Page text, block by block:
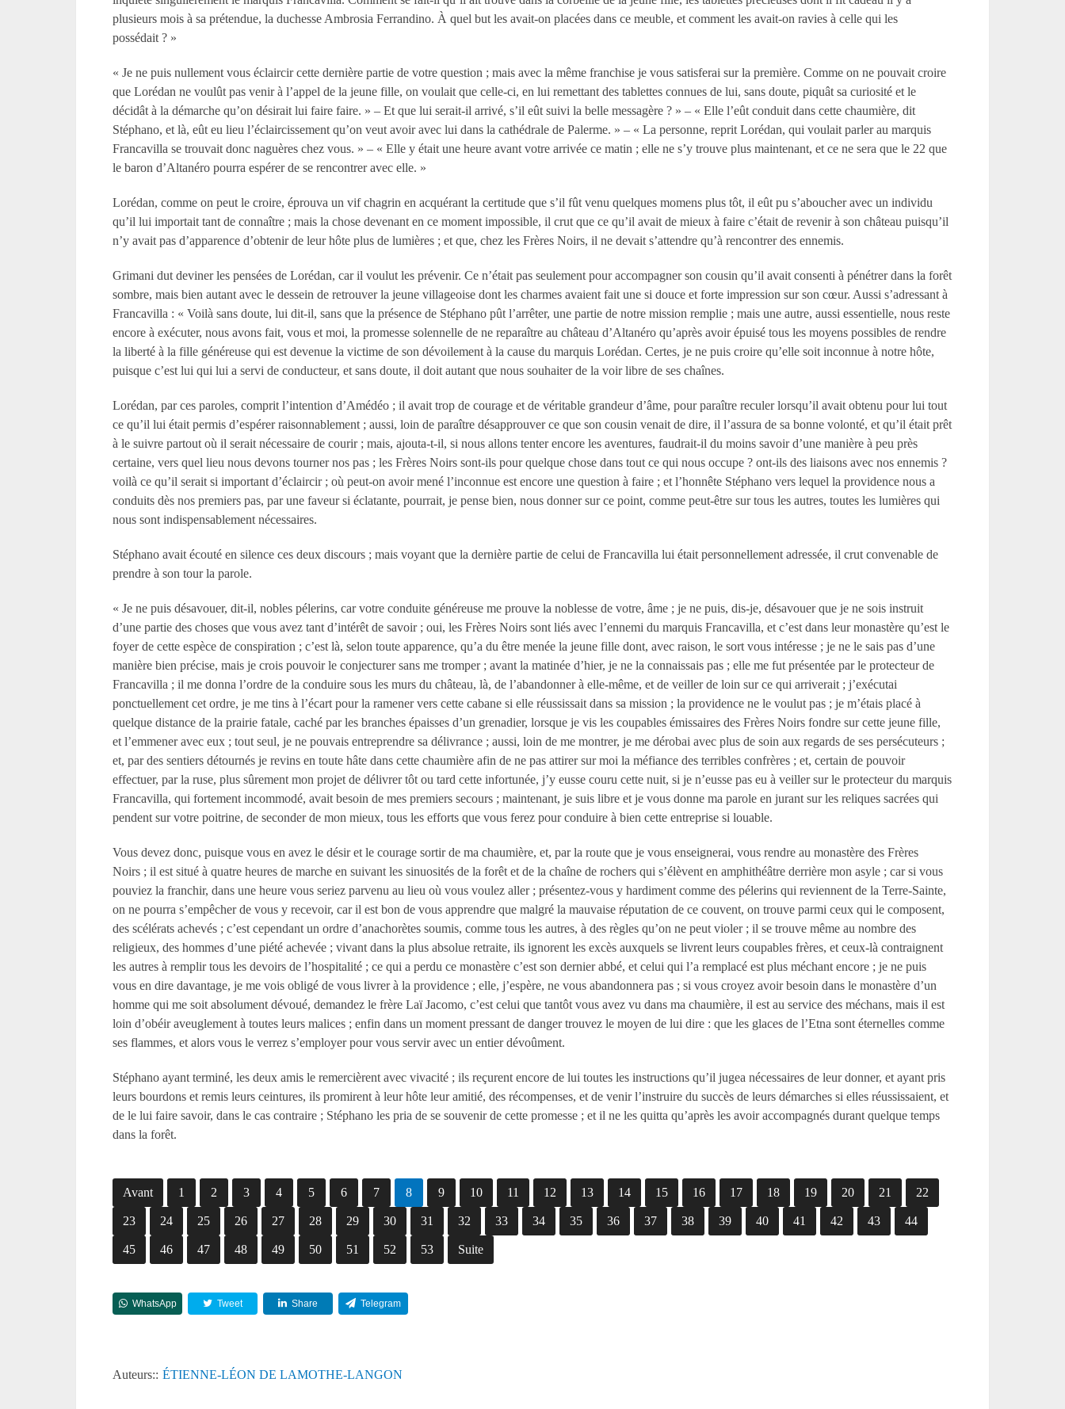
plusieurs mois à sa prétendue, la duchesse Ambrosia Ferrandino. À quel but les avait-on placées dans ce meuble, et comment les avait-on ravies à celle qui les
possédait ? »
« Je ne puis nullement vous éclaircir cette dernière partie de votre question ; mais avec la même franchise je vous satisferai sur la première. Comme on ne pouvait croire
que Lorédan ne voulût pas venir à l’appel de la jeune fille, on voulait que celle-ci, en lui remettant des tablettes connues de lui, sans doute, piquât sa curiosité et le
décidât à la démarche qu’on désirait lui faire faire. » – Et que lui serait-il arrivé, s’il eût suivi la belle messagère ? » – « Elle l’eût conduit dans cette chaumière, dit
Stéphano, et là, eût eu lieu l’éclaircissement qu’on veut avoir avec lui dans la cathédrale de Palerme. » – « La personne, reprit Lorédan, qui voulait parler au marquis
Francavilla se trouvait donc naguères chez vous. » – « Elle y était une heure avant votre arrivée ce matin ; elle ne s’y trouve plus maintenant, et ce ne sera que le 22 que
le baron d’Altanéro pourra espérer de se rencontrer avec elle. »
Lorédan, comme on peut le croire, éprouva un vif chagrin en acquérant la certitude que s’il fût venu quelques momens plus tôt, il eût pu s’aboucher avec un individu
qu’il lui importait tant de connaître ; mais la chose devenant en ce moment impossible, il crut que ce qu’il avait de mieux à faire c’était de revenir à son château puisqu’il
n’y avait pas d’apparence d’obtenir de leur hôte plus de lumières ; et que, chez les Frères Noirs, il ne devait s’attendre qu’à rencontrer des ennemis.
Grimani dut deviner les pensées de Lorédan, car il voulut les prévenir. Ce n’était pas seulement pour accompagner son cousin qu’il avait consenti à pénétrer dans la forêt
sombre, mais bien autant avec le dessein de retrouver la jeune villageoise dont les charmes avaient fait une si douce et forte impression sur son cœur. Aussi s’adressant à
Francavilla : « Voilà sans doute, lui dit-il, sans que la présence de Stéphano pût l’arrêter, une partie de notre mission remplie ; mais une autre, aussi essentielle, nous reste
encore à exécuter, nous avons fait, vous et moi, la promesse solennelle de ne reparaître au château d’Altanéro qu’après avoir épuisé tous les moyens possibles de rendre
la liberté à la fille généreuse qui est devenue la victime de son dévoilement à la cause du marquis Lorédan. Certes, je ne puis croire qu’elle soit inconnue à notre hôte,
puisque c’est lui qui lui a servi de conducteur, et sans doute, il doit autant que nous souhaiter de la voir libre de ses chaînes.
Lorédan, par ces paroles, comprit l’intention d’Amédéo ; il avait trop de courage et de véritable grandeur d’âme, pour paraître reculer lorsqu’il avait obtenu pour lui tout
ce qu’il lui était permis d’espérer raisonnablement ; aussi, loin de paraître désapprouver ce que son cousin venait de dire, il l’assura de sa bonne volonté, et qu’il était prêt
à le suivre partout où il serait nécessaire de courir ; mais, ajouta-t-il, si nous allons tenter encore les aventures, faudrait-il du moins savoir d’une manière à peu près
certaine, vers quel lieu nous devons tourner nos pas ; les Frères Noirs sont-ils pour quelque chose dans tout ce qui nous occupe ? ont-ils des liaisons avec nos ennemis ?
voilà ce qu’il serait si important d’éclaircir ; où peut-on avoir mené l’inconnue est encore une question à faire ; et l’honnête Stéphano vers lequel la providence nous a
conduits dès nos premiers pas, par une faveur si éclatante, pourrait, je pense bien, nous donner sur ce point, comme peut-être sur tous les autres, toutes les lumières qui
nous sont indispensablement nécessaires.
Stéphano avait écouté en silence ces deux discours ; mais voyant que la dernière partie de celui de Francavilla lui était personnellement adressée, il crut convenable de
prendre à son tour la parole.
« Je ne puis désavouer, dit-il, nobles pélerins, car votre conduite généreuse me prouve la noblesse de votre, âme ; je ne puis, dis-je, désavouer que je ne sois instruit
d’une partie des choses que vous avez tant d’intérêt de savoir ; oui, les Frères Noirs sont liés avec l’ennemi du marquis Francavilla, et c’est dans leur monastère qu’est le
foyer de cette espèce de conspiration ; c’est là, selon toute apparence, qu’a du être menée la jeune fille dont, avec raison, le sort vous intéresse ; je ne le sais pas d’une
manière bien précise, mais je crois pouvoir le conjecturer sans me tromper ; avant la matinée d’hier, je ne la connaissais pas ; elle me fut présentée par le protecteur de
Francavilla ; il me donna l’ordre de la conduire sous les murs du château, là, de l’abandonner à elle-même, et de veiller de loin sur ce qui arriverait ; j’exécutai
ponctuellement cet ordre, je me tins à l’écart pour la ramener vers cette cabane si elle réussissait dans sa mission ; la providence ne le voulut pas ; je m’étais placé à
quelque distance de la prairie fatale, caché par les branches épaisses d’un grenadier, lorsque je vis les coupables émissaires des Frères Noirs fondre sur cette jeune fille,
et l’emmener avec eux ; tout seul, je ne pouvais entreprendre sa délivrance ; aussi, loin de me montrer, je me dérobai avec plus de soin aux regards de ses persécuteurs ;
et, par des sentiers détournés je revins en toute hâte dans cette chaumière afin de ne pas attirer sur moi la méfiance des terribles confrères ; et, certain de pouvoir
effectuer, par la ruse, plus sûrement mon projet de délivrer tôt ou tard cette infortunée, j’y eusse couru cette nuit, si je n’eusse pas eu à veiller sur le protecteur du marquis
Francavilla, qui fortement incommodé, avait besoin de mes premiers secours ; maintenant, je suis libre et je vous donne ma parole en jurant sur les reliques sacrées qui
pendent sur votre poitrine, de seconder de mon mieux, tous les efforts que vous ferez pour conduire à bien cette entreprise si louable.
Vous devez donc, puisque vous en avez le désir et le courage sortir de ma chaumière, et, par la route que je vous enseignerai, vous rendre au monastère des Frères
Noirs ; il est situé à quatre heures de marche en suivant les sinuosités de la forêt et de la chaîne de rochers qui s’élèvent en amphithéâtre derrière mon asyle ; car si vous
pouviez la franchir, dans une heure vous seriez parvenu au lieu où vous voulez aller ; présentez-vous y hardiment comme des pélerins qui reviennent de la Terre-Sainte,
on ne pourra s’empêcher de vous y recevoir, car il est bon de vous apprendre que malgré la mauvaise réputation de ce couvent, on trouve parmi ceux qui le composent,
des scélérats achevés ; c’est cependant un ordre d’anachorètes soumis, comme tous les autres, à des règles qu’on ne peut violer ; il se trouve même au nombre des
religieux, des hommes d’une piété achevée ; vivant dans la plus absolue retraite, ils ignorent les excès auxquels se livrent leurs coupables frères, et ceux-là contraignent
les autres à remplir tous les devoirs de l’hospitalité ; ce qui a perdu ce monastère c’est son dernier abbé, et celui qui l’a remplacé est plus méchant encore ; je ne puis
vous en dire davantage, je me vois obligé de vous livrer à la providence ; elle, j’espère, ne vous abandonnera pas ; si vous croyez avoir besoin dans le monastère d’un
homme qui me soit absolument dévoué, demandez le frère Laï Jacomo, c’est celui que tantôt vous avez vu dans ma chaumière, il est au service des méchans, mais il est
loin d’obéir aveuglement à toutes leurs malices ; enfin dans un moment pressant de danger trouvez le moyen de lui dire :que les glaces de l’Etna sont éternelles comme
ses flammes, et alors vous le verrez s’employer pour vous servir avec un entier dévoûment.
Stéphano ayant terminé, les deux amis le remercièrent avec vivacité ; ils reçurent encore de lui toutes les instructions qu’il jugea nécessaires de leur donner, et ayant pris
leurs bourdons et remis leurs ceintures, ils promirent à leur hôte leur amitié, des récompenses, et de venir l’instruire du succès de leurs démarches si elles réussissaient, et
de le lui faire savoir, dans le cas contraire ; Stéphano les pria de se souvenir de cette promesse ; et il ne les quitta qu’après les avoir accompagnés durant quelque temps
dans la forêt.
Avant 1 2 3 4 5 6 7 8 9 10 11 12 13 14 15 16 17 18 19 20 21 22
23 24 25 26 27 28 29 30 31 32 33 34 35 36 37 38 39 40 41 42 43 44
45 46 47 48 49 50 51 52 53 Suite
WhatsApp Tweet Share Telegram
Auteurs:: ÉTIENNE-LÉON DE LAMOTHE-LANGON